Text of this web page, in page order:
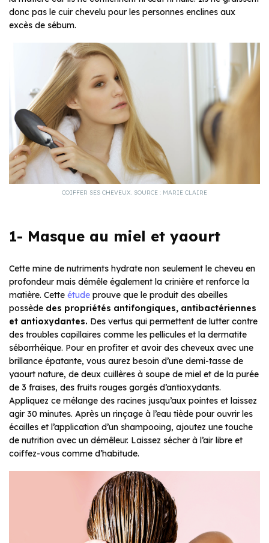
donc pas le cuir chevelu pour les personnes enclines aux
excès de sébum.
COIFFER SES CHEVEUX. SOURCE : MARIE CLAIRE
1- Masque au miel et yaourt
Cette mine de nutriments hydrate non seulement le cheveu en
profondeur mais démêle également la crinière et renforce la
matière. Cette étude prouve que le produit des abeilles
possède des propriétés antifongiques, antibactériennes
et antioxydantes. Des vertus qui permettent de lutter contre
des troubles capillaires comme les pellicules et la dermatite
séborrhéique. Pour en profiter et avoir des cheveux avec une
brillance épatante, vous aurez besoin d’une demi-tasse de
yaourt nature, de deux cuillères à soupe de miel et de la purée
de 3 fraises, des fruits rouges gorgés d’antioxydants.
Appliquez ce mélange des racines jusqu’aux pointes et laissez
agir 30 minutes. Après un rinçage à l’eau tiède pour ouvrir les
écailles et l’application d’un shampooing, ajoutez une touche
de nutrition avec un démêleur. Laissez sécher à l’air libre et
coiffez-vous comme d’habitude.